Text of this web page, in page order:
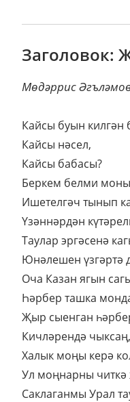
Заголовок:
Мөдәррис
Кайсы буын килгән
Кайсы нәсел,
Кайсы бабасы?
Беркем белми
Ишетелгәч тынып
Үзәннәрдән
Таулар эргәсенә
Юнәлешен үзгәртә
Оча Казан ягын
Һәрбер ташка
Җыр сыенган
Кичләрендә
Халык моңы керә
Ул моңнарны
Саклаганмы Урал